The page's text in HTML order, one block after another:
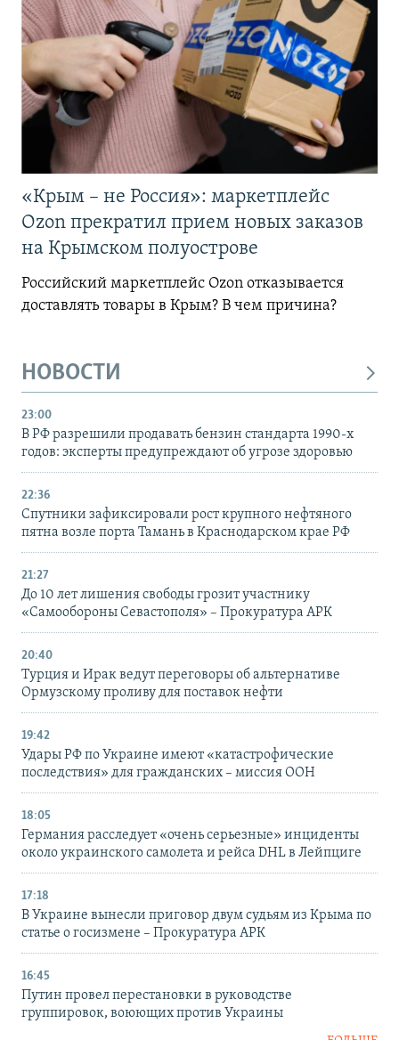
«Крым – не Россия»: маркетплейс
Ozon прекратил прием новых заказов
на Крымском полуострове
Российский маркетплейс Ozon отказывается
доставлять товары в Крым? В чем причина?
НОВОСТИ
23:00
В РФ разрешили продавать бензин стандарта 1990-х
годов: эксперты предупреждают об угрозе здоровью
22:36
Спутники зафиксировали рост крупного нефтяного
пятна возле порта Тамань в Краснодарском крае РФ
21:27
До 10 лет лишения свободы грозит участнику
«Самообороны Севастополя» – Прокуратура АРК
20:40
Турция и Ирак ведут переговоры об альтернативе
Ормузскому проливу для поставок нефти
19:42
Удары РФ по Украине имеют «катастрофические
последствия» для гражданских – миссия ООН
18:05
Германия расследует «очень серьезные» инциденты
около украинского самолета и рейса DHL в Лейпциге
17:18
В Украине вынесли приговор двум судьям из Крыма по
статье о госизмене – Прокуратура АРК
16:45
Путин провел перестановки в руководстве
группировок, воюющих против Украины